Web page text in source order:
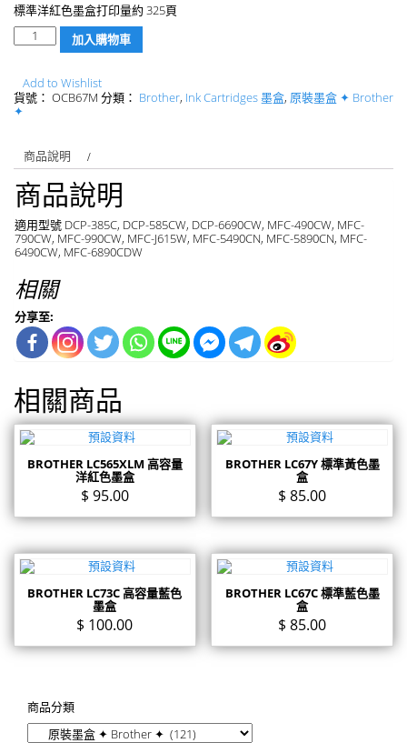
標準洋紅色墨盒打印量約 325頁
數
量
加入購物車
Add to Wishlist
貨號： OCB67M 分類： Brother, Ink Cartridges 墨盒, 原裝墨盒 ✦ Brother
✦
商品說明
商品說明
適用型號 DCP-385C, DCP-585CW, DCP-6690CW, MFC-490CW, MFC-
790CW, MFC-990CW, MFC-J615W, MFC-5490CN, MFC-5890CN, MFC-
6490CW, MFC-6890CDW
相關
分享至:
相關商品
BROTHER LC565XLM 高容量
洋紅色墨盒
$ 95.00
BROTHER LC67Y 標準黃色墨
盒
$ 85.00
BROTHER LC73C 高容量藍色
墨盒
$ 100.00
BROTHER LC67C 標準藍色墨
盒
$ 85.00
商品分類